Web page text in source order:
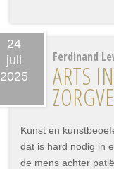
24
juli
2025
Ferdinand
ARTS
Kunst en
dat is hard nodig in
de mens achter